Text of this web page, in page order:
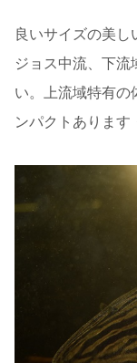
良いサイズの美
ジョス中流、下
い。上流域特有の
ンパクトあります